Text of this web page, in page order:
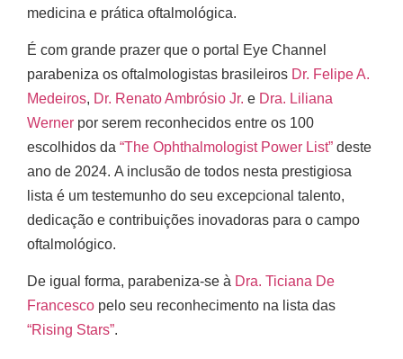
medicina e prática oftalmológica.
É com grande prazer que o portal Eye Channel
parabeniza os oftalmologistas brasileiros Dr. Felipe A.
Medeiros, Dr. Renato Ambrósio Jr. e Dra. Liliana
Werner por serem reconhecidos entre os 100
escolhidos da “The Ophthalmologist Power List” deste
ano de 2024. A inclusão de todos nesta prestigiosa
lista é um testemunho do seu excepcional talento,
dedicação e contribuições inovadoras para o campo
oftalmológico.
De igual forma, parabeniza-se à Dra. Ticiana De
Francesco pelo seu reconhecimento na lista das
“Rising Stars”.